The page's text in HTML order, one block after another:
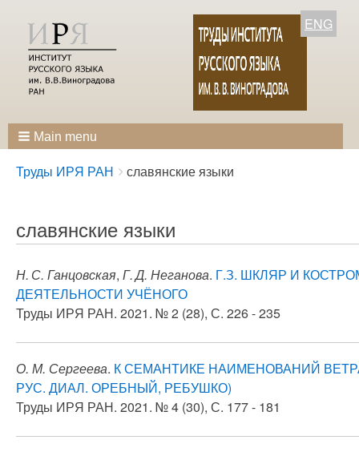
ENG
Main menu
Breadcrumbs
You
Труды ИРЯ РАН славянские языки
славянские языки
Н. С. Ганцовская, Г. Д. Неганова. Г.З. ШКЛЯР И
ДЕЯТЕЛЬНОСТИ УЧЁНОГО
Труды ИРЯ РАН. 2021. № 2 (28), С. 226 - 235
О. М. Сергеева. К СЕМАНТИКЕ НАИМЕНОВАНИЙ
РУС. ДИАЛ. ОРЕБНЫЙ, РЕБУШКО)
Труды ИРЯ РАН. 2021. № 4 (30), С. 177 - 181